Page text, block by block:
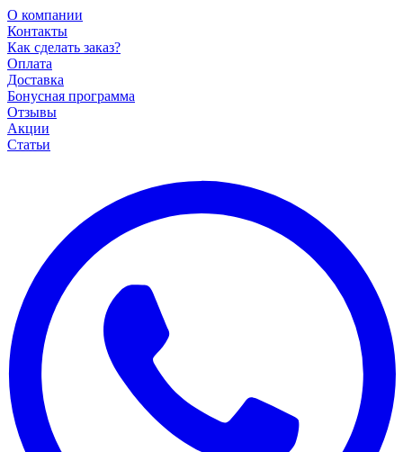
О компании
Контакты
Как сделать заказ?
Оплата
Доставка
Бонусная программа
Отзывы
Акции
Статьи